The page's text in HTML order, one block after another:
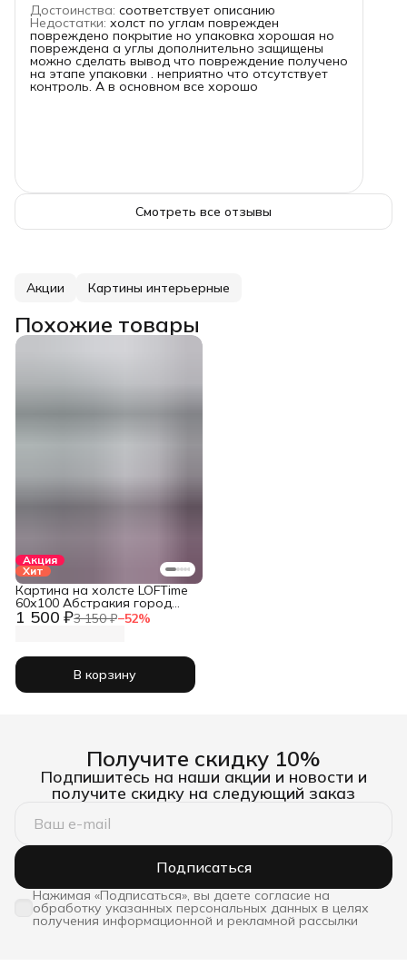
2 звезды
1 звезда
Достоинства: соответствует описанию
Недостатки: холст по углам поврежден
повреждено покрытие но упаковка хорошая но
повреждена а углы дополнительно защищены
можно сделать вывод что повреждение получено
на этапе упаковки . неприятно что отсутствует
контроль. А в основном все хорошо
Смотреть все отзывы
Акции Картины интерьерные
Похожие товары
Акция
Хит
1 500 ₽3 150 ₽−52%
Картина на холсте LOFTime
60х100 Абстракия город
КБ-1026-60100
В корзину
Получите скидку 10%
Подпишитесь на наши акции и новости и
получите скидку на следующий заказ
Подписаться
Нажимая «Подписаться», вы даете согласие на
обработку указанных персональных данных в целях
получения информационной и рекламной рассылки